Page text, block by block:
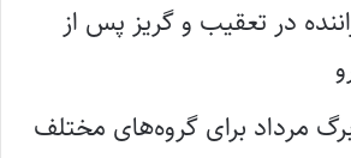
در تعقیب و گریز پس از
مرداد برای گروه‌های مختلف